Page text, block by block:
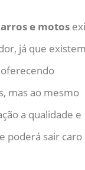
e motos
já que
mas ao mesmo
a qualidade e
poderá sair caro